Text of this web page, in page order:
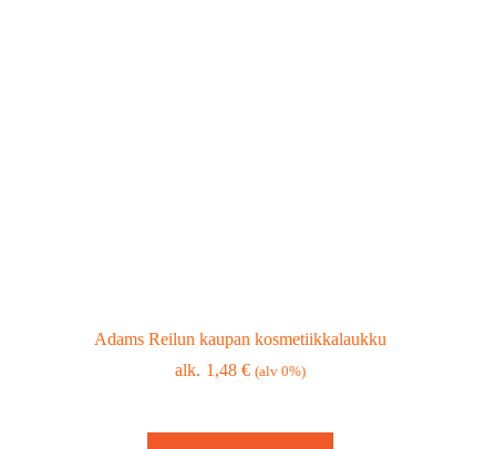
Adams Reilun kaupan kosmetiikkalaukku
1,48€ (alv 0%)